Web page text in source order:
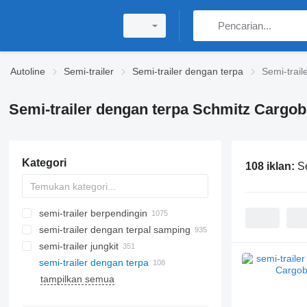
Autoline Semi-trailer Semi-trailer dengan terpa Semi-
Semi-trailer dengan terpa Schmitz
Kategori
semi-trailer berpendingin
semi-trailer dengan terpal samping
semi-trailer jungkit
semi-trailer dengan terpa
tampilkan semua
108 iklan: